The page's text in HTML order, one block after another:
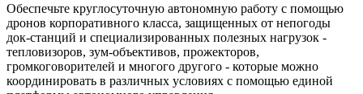
Обеспечьте круглосуточную автономную работу с помощью
дронов корпоративного класса, защищенных от непогоды
док-станций и специализированных полезных нагрузок -
тепловизоров, зум-объективов, прожекторов,
громкоговорителей и многого другого - которые можно
координировать в различных условиях с помощью единой